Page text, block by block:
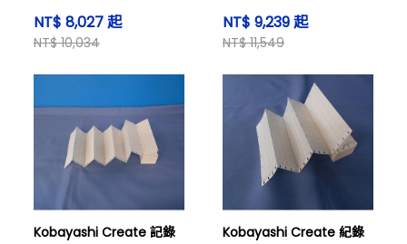
NT$ 8,027 起
NT$ 10,034
K01(K)
NT$ 9,239 起
NT$ 11,549
Kobayashi Create 記錄
Kobayashi Create 紀錄